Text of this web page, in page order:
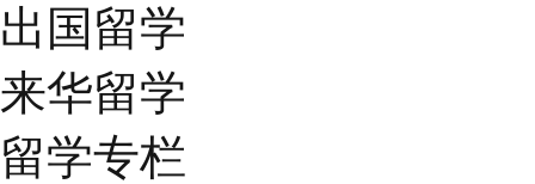
出国留学
来华留学
留学专栏